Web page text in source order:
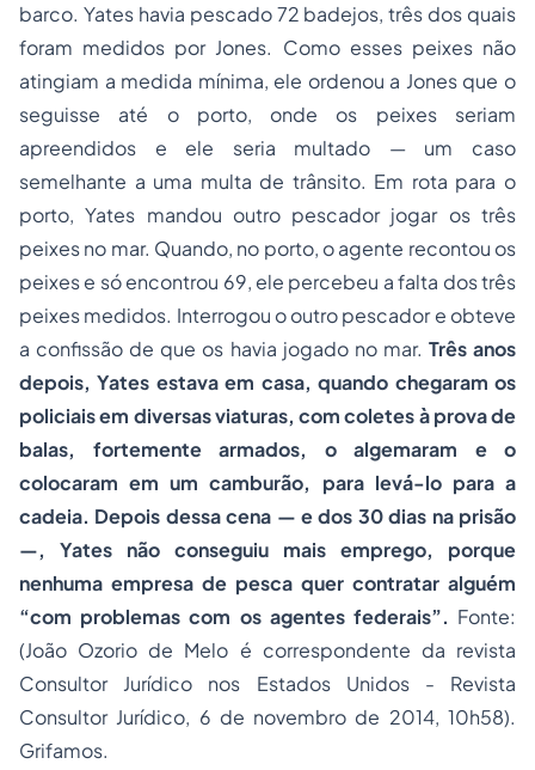
barco. Yates havia pescado 72 badejos, três dos quais
foram medidos por Jones. Como esses peixes não
atingiam a medida mínima, ele ordenou a Jones que o
seguisse até o porto, onde os peixes seriam
apreendidos e ele seria multado — um caso
semelhante a uma multa de trânsito. Em rota para o
porto, Yates mandou outro pescador jogar os três
peixes no mar. Quando, no porto, o agente recontou os
peixes e só encontrou 69, ele percebeu a falta dos três
peixes medidos. Interrogou o outro pescador e obteve
a confissão de que os havia jogado no mar. Três anos
depois, Yates estava em casa, quando chegaram os
policiais em diversas viaturas, com coletes à prova de
balas, fortemente armados, o algemaram e o
colocaram em um camburão, para levá-lo para a
cadeia. Depois dessa cena — e dos 30 dias na prisão
—, Yates não conseguiu mais emprego, porque
nenhuma empresa de pesca quer contratar alguém
“com problemas com os agentes federais”. Fonte:
(João Ozorio de Melo é correspondente da revista
Consultor Jurídico nos Estados Unidos - Revista
Consultor Jurídico, 6 de novembro de 2014, 10h58).
Grifamos.